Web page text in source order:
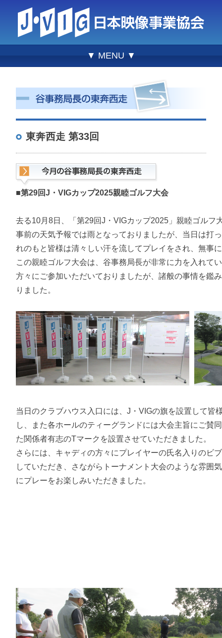
▼ MENU ▼
東奔西走 第33回
■第29回J・VIGカップ2025親睦ゴルフ大会
去る10月8日、「第29回J・VIGカップ2025」親睦ゴルフ
事前の天気予報では雨となっておりましたが、当日は打
れのもと皆様は清々しい汗を流してプレイをされ、無事
この親睦ゴルフ大会は、谷事務局長が非常に力を入れて
方々にご参加いただいておりましたが、諸般の事情を鑑
りました。
当日のクラブハウス入口には、J・VIGの旗を設置して皆
し、また各ホールのティーグランドには大会主旨にご賛
た関係者有志のTマークを設置させていただきました。
さらには、キャディの方々にプレイヤーの氏名入りのビ
していただき、さながらトーナメント大会のような雰囲
にプレーをお楽しみいただきました。